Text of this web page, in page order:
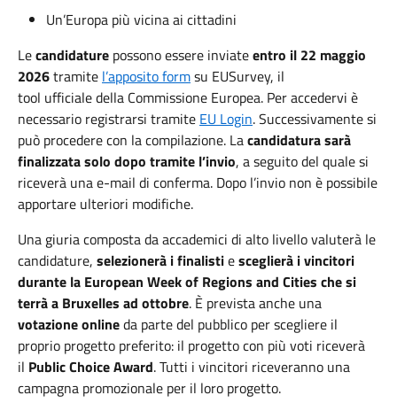
Un’Europa più vicina ai cittadini
Lecandidature possono essere inviateentro il 22 maggio
2026tramite l’appositoformsu EUSurvey, il
tool ufficialedella Commissione Europea. Per accedervi è
necessario registrarsi tramite EU Login.Successivamente si
può procedere con la compilazione. Lacandidatura sarà
finalizzata solo dopo tramite l’invio, a seguito del quale si
riceverà una e-mail di conferma. Dopo l’invio non è possibile
apportare ulteriori modifiche.
Una giuria composta da accademici di alto livellovaluterà le
candidature, selezionerà i finalistiesceglierà i vincitori
durante la European Week of Regions and Cities che si
terrà a Bruxelles ad ottobre. È prevista anche una
votazione onlineda parte del pubblico per scegliere il
proprio progetto preferito: il progetto con più voti riceverà
il Public Choice Award.Tutti i vincitori riceveranno una
campagna promozionale per il loro progetto.